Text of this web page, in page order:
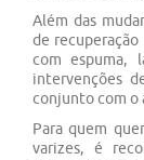
Além das
de
com espuma,
intervenções
conjunto com o
Para quem
varizes, é